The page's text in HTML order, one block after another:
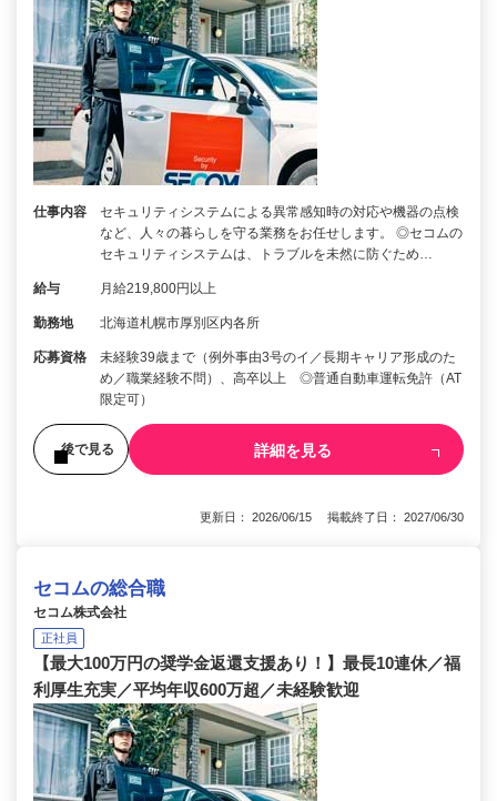
仕事内容
セキュリティシステムによる異常感知時の対応や機器の点検
など、人々の暮らしを守る業務をお任せします。 ◎セコムの
セキュリティシステムは、トラブルを未然に防ぐため…
給与 月給219,800円以上
勤務地 北海道札幌市厚別区内各所
応募資格
未経験39歳まで（例外事由3号のイ／長期キャリア形成のた
め／職業経験不問）、高卒以上 ◎普通自動車運転免許（AT
限定可）
後で見る 詳細を見る
更新日： 2026/06/15 掲載終了日： 2027/06/30
セコムの総合職
セコム株式会社
正社員
【最大100万円の奨学金返還支援あり！】最長10連休／福
利厚生充実／平均年収600万超／未経験歓迎